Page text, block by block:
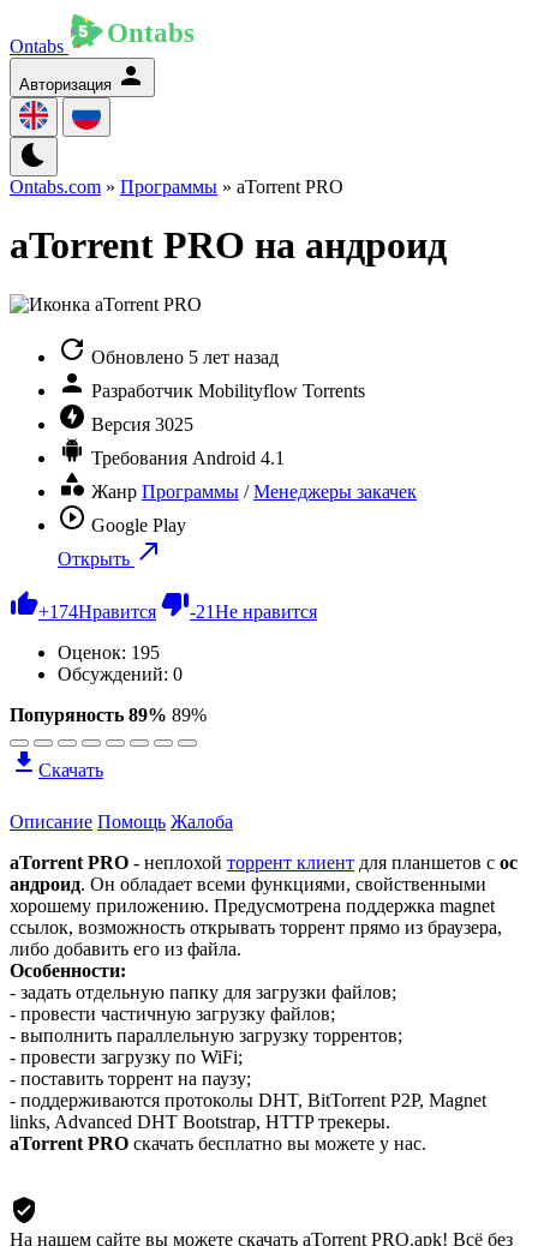
Ontabs
Авторизация
Ontabs.com » Программы » aTorrent PRO
aTorrent PRO на андроид
Обновлено 5 лет назад
Разработчик Mobilityflow Torrents
Версия 3025
Требования Android 4.1
Жанр Программы /Менеджеры закачек
Google Play
Открыть
+174Нравится -21Не нравится
Оценок: 195
Обсуждений: 0
Попуряность 89% 89%
Скачать
Описание Помощь Жалоба
aTorrent PRO - неплохой торрент клиент для планшетов с ос
андроид. Он обладает всеми функциями, свойственными
хорошему приложению. Предусмотрена поддержка magnet
ссылок, возможность открывать торрент прямо из браузера,
либо добавить его из файла.
Особенности:
- задать отдельную папку для загрузки файлов;
- провести частичную загрузку файлов;
- выполнить параллельную загрузку торрентов;
- провести загрузку по WiFi;
- поставить торрент на паузу;
- поддерживаются протоколы DHT, BitTorrent P2P, Magnet
links, Advanced DHT Bootstrap, HTTP трекеры.
aTorrent PRO скачать бесплатно вы можете у нас.
На нашем сайте вы можете скачать aTorrent PRO.apk! Всё без